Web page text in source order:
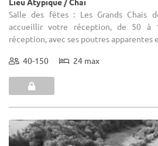
Salle des fêtes : Les Grands Chais
accueillir votre réception, de 50 à
réception, avec ses poutres apparentes
40-150 24 max